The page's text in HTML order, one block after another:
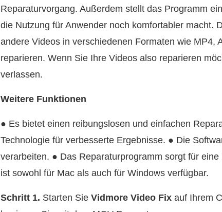
Reparaturvorgang. Außerdem stellt das Programm
die Nutzung für Anwender noch komfortabler macht.
andere Videos in verschiedenen Formaten wie MP4,
reparieren. Wenn Sie Ihre Videos also reparieren
verlassen.
Weitere Funktionen
● Es bietet einen reibungslosen und einfachen
Technologie für verbesserte Ergebnisse. ● Die
verarbeiten. ● Das Reparaturprogramm sorgt für
ist sowohl für Mac als auch für Windows verfügbar.
Schritt 1. Starten Sie Vidmore Video Fix auf Ihrem